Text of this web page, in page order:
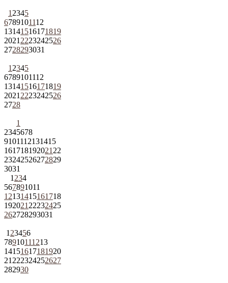
1 2345
6789101112
13141516171819
2021 2223242526
2728293031
1 2345
6789101112
13141516171819
2021 2223242526
2728
1
2345678
9101112131415
161718192021 22
23242526272829
3031
1 234
567891011
12131415161718
192021 22232425
262728293031
1 23456
78910111213
14151617181920
21 222324252627
282930